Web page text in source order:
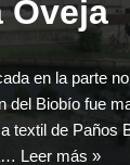
Oveja
en la parte
del Biobío fue
textil de Paños
Leer más »